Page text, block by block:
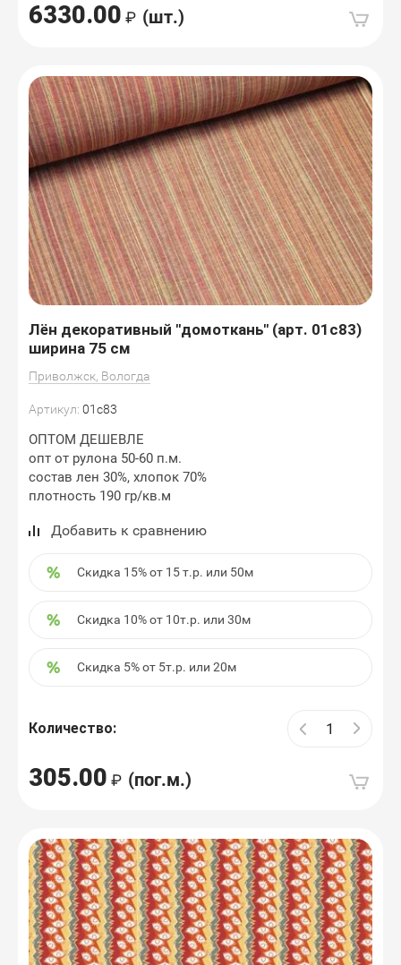
6330.00 (шт.)
Лён декоративный "домоткань" (арт. 01с83)
ширина 75 см
Приволжск, Вологда
Артикул: 01с83
ОПТОМ ДЕШЕВЛЕ
опт от рулона 50-60 п.м.
состав лен 30%, хлопок 70%
плотность 190 гр/кв.м
Добавить к сравнению
Скидка 15% от 15 т.р. или 50м
Скидка 10% от 10т.р. или 30м
Скидка 5% от 5т.р. или 20м
Количество:
305.00 (пог.м.)